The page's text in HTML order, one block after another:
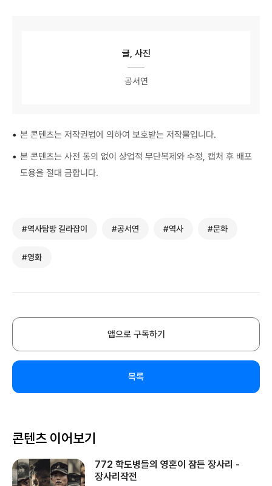
글, 사진
공서연
• 본 콘텐츠는 저작권법에 의하여 보호받는 저작물입니다.
• 본 콘텐츠는 사전 동의 없이 상업적 무단복제와 수정, 캡처 후 배포
도용을 절대 금합니다.
#역사탐방 길라잡이 #공서연 #역사 #문화
#영화
앱으로 구독하기
목록
콘텐츠 이어보기
772 학도병들의 영혼이 잠든 장사리 -
장사리작전